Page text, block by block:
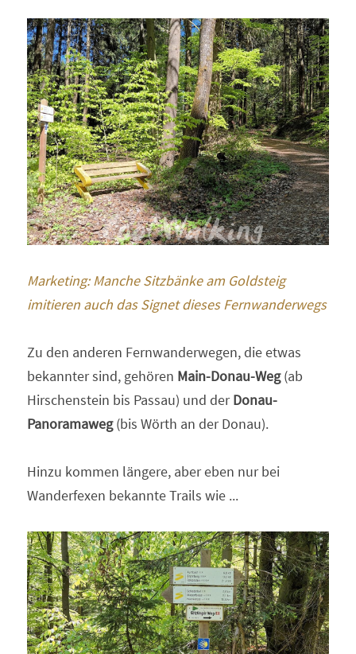
Marketing: Manche Sitzbänke am Goldsteig
imitieren auch das Signet dieses Fernwanderwegs
Zu den anderen Fernwanderwegen, die etwas
bekannter sind, gehören Main-Donau-Weg (ab
Hirschenstein bis Passau) und der Donau-
Panoramaweg (bis Wörth an der Donau).
Hinzu kommen längere, aber eben nur bei
Wanderfexen bekannte Trails wie ...